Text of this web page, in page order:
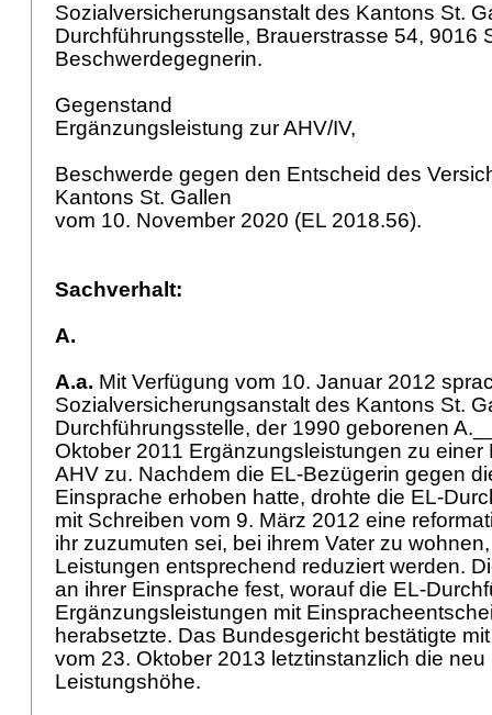
Sozialversicherungsanstalt des Kantons St.
Durchführungsstelle, Brauerstrasse 54, 9016
Beschwerdegegnerin.
Gegenstand
Ergänzungsleistung zur AHV/IV,
Beschwerde gegen den Entscheid des
Kantons St. Gallen
vom 10. November 2020 (EL 2018.56).
Sachverhalt:
A.
A.a. Mit Verfügung vom 10. Januar 2012
Sozialversicherungsanstalt des Kantons St.
Durchführungsstelle, der 1990 geborenen
Oktober 2011 Ergänzungsleistungen zu einer
AHV zu. Nachdem die EL-Bezügerin gegen
Einsprache erhoben hatte, drohte die EL-
mit Schreiben vom 9. März 2012 eine
ihr zuzumuten sei, bei ihrem Vater zu
Leistungen entsprechend reduziert werden.
an ihrer Einsprache fest, worauf die EL-
Ergänzungsleistungen mit
herabsetzte. Das Bundesgericht bestätigte
vom 23. Oktober 2013 letztinstanzlich die
Leistungshöhe.